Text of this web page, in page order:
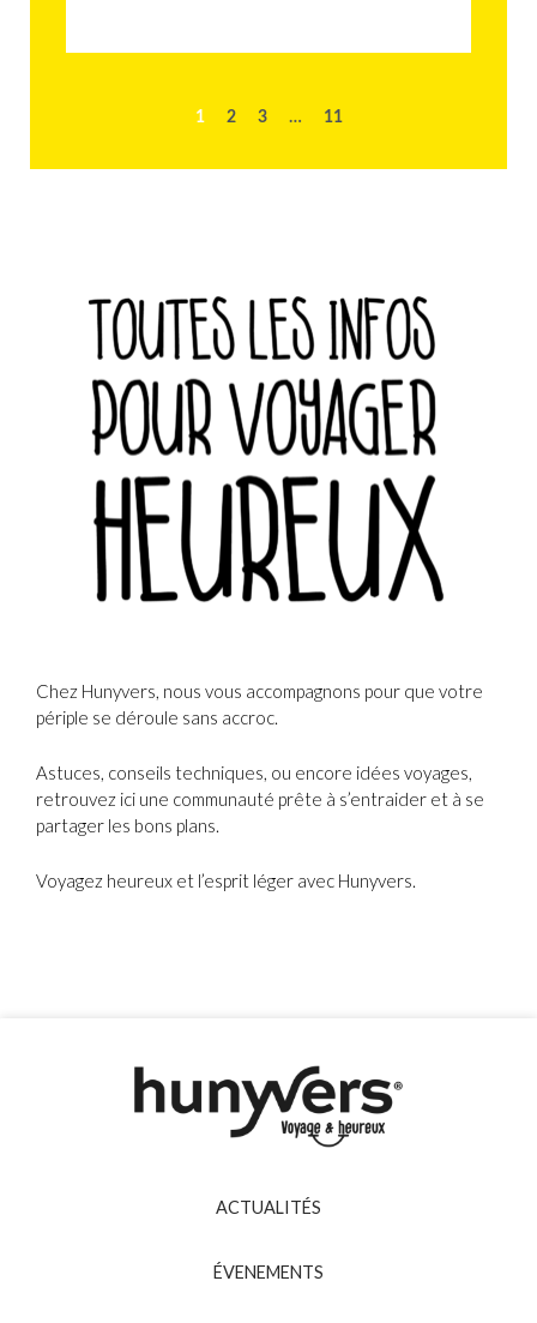
1 2 3 … 11
Chez Hunyvers, nous vous accompagnons pour que votre
périple se déroule sans accroc.
Astuces, conseils techniques, ou encore idées voyages,
retrouvez ici une communauté prête à s’entraider et à se
partager les bons plans.
Voyagez heureux et l’esprit léger avec Hunyvers.
ACTUALITÉS
ÉVENEMENTS